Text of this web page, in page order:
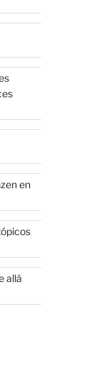
en
allá